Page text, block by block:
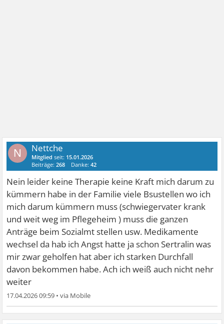
N Nettche
Mitglied seit: 15.01.2026
Beiträge:268 Danke:42
Nein leider keine Therapie keine Kraft mich darum zu
kümmern habe in der Familie viele Bsustellen wo ich
mich darum kümmern muss (schwiegervater krank
und weit weg im Pflegeheim ) muss die ganzen
Anträge beim Sozialmt stellen usw. Medikamente
wechsel da hab ich Angst hatte ja schon Sertralin was
mir zwar geholfen hat aber ich starken Durchfall
davon bekommen habe. Ach ich weiß auch nicht nehr
weiter
17.04.2026 09:59 •